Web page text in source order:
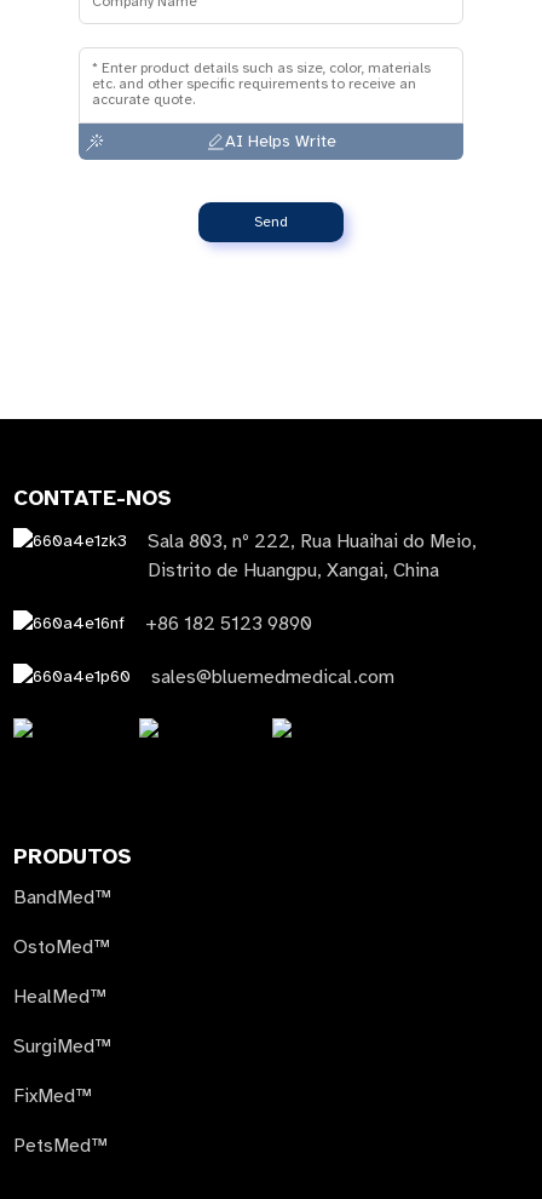
AI Helps Write
Send
CONTATE-NOS
Sala 803, nº 222, Rua Huaihai do Meio,
Distrito de Huangpu, Xangai, China
+86 182 5123 9890
sales@bluemedmedical.com
PRODUTOS
BandMed™
OstoMed™
HealMed™
SurgiMed™
FixMed™
PetsMed™